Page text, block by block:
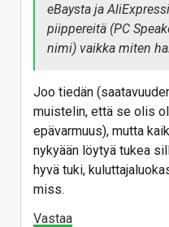
eBaysta ja
piippereitä (PC
nimi) vaikka miten
Joo tiedän
muistelin, että se olis
epävarmuus), mutta
nykyään löytyä tukea
hyvä tuki,
miss.
Vastaa